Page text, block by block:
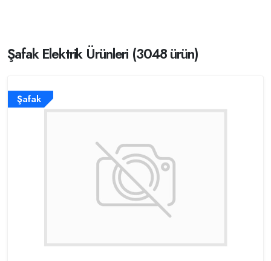
Şafak Elektrik Ürünleri (3048 ürün)
Şafak